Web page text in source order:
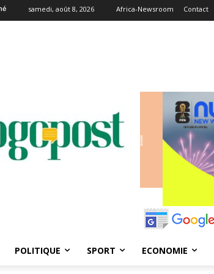
samedi, août 8, 2026 Africa-Newsroom Contact
POLITIQUE SPORT ECONOMIE